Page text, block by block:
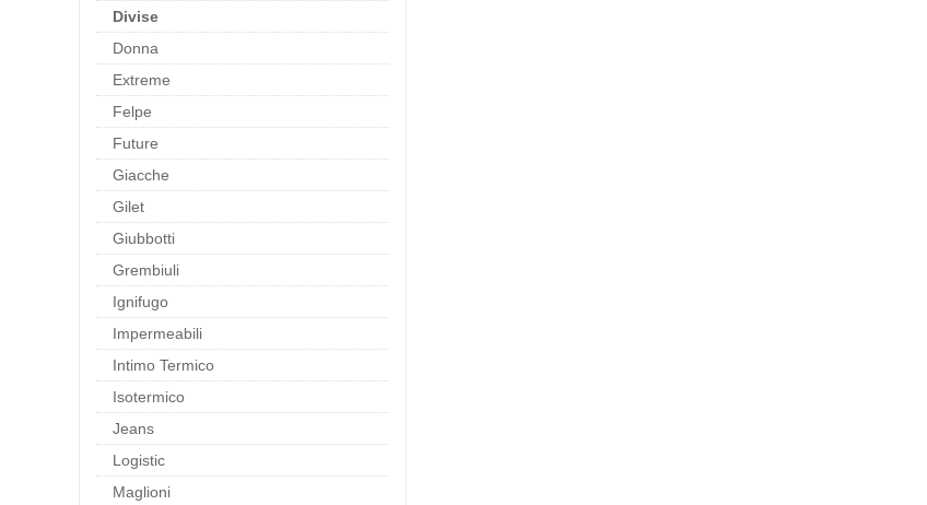
Divise
Donna
Extreme
Felpe
Future
Giacche
Gilet
Giubbotti
Grembiuli
Ignifugo
Impermeabili
Intimo Termico
Isotermico
Jeans
Logistic
Maglioni